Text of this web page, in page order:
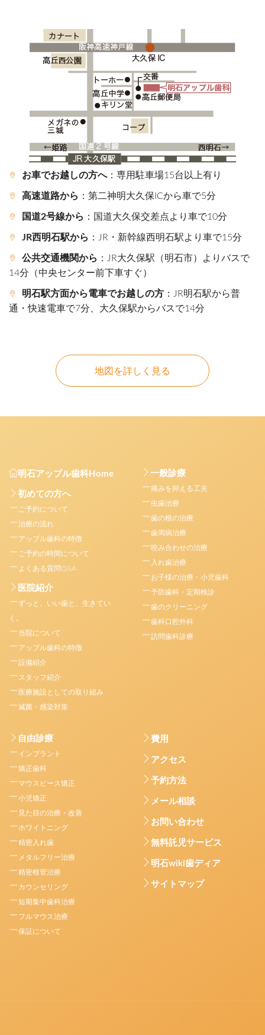
お車でお越しの方へ：専用駐車場15台以上有り
高速道路から ：第二神明大久保ICから車で5分
国道2号線から ：国道大久保交差点より車で10分
JR西明石駅から ：JR・新幹線西明石駅より車で15分
公共交通機関から ：JR大久保駅（明石市）よりバスで
14分（中央センター前下車すぐ）
明石駅方面から電車でお越しの方 ：JR明石駅から普
通・快速電車で7分、大久保駅からバスで14分
地図を詳しく見る
明石アップル歯科Home
初めての方へ
ご予約について
治療の流れ
アップル歯科の特徴
ご予約の時間について
よくある質問Q&A
医院紹介
ずっと、いい歯と、生きてい
く。
当院について
アップル歯科の特徴
設備紹介
スタッフ紹介
医療施設としての取り組み
滅菌・感染対策
一般診療
痛みを抑える工夫
虫歯治療
歯の根の治療
歯周病治療
咬み合わせの治療
入れ歯治療
お子様の治療・小児歯科
予防歯科・定期検診
歯のクリーニング
歯科口腔外科
訪問歯科診療
自由診療
インプラント
矯正歯科
マウスピース矯正
小児矯正
見た目の治療・改善
ホワイトニング
精密入れ歯
メタルフリー治療
精密根管治療
カウンセリング
短期集中歯科治療
フルマウス治療
保証について
費用
アクセス
予約方法
メール相談
お問い合わせ
無料託児サービス
明石wiki歯ディア
サイトマップ